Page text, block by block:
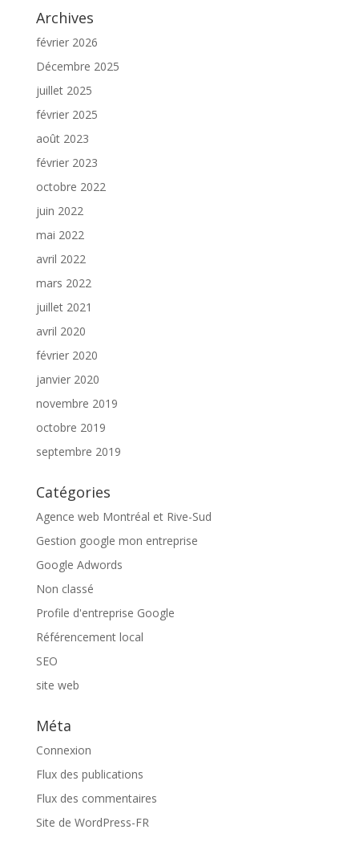
Archives
février 2026
Décembre 2025
juillet 2025
février 2025
août 2023
février 2023
octobre 2022
juin 2022
mai 2022
avril 2022
mars 2022
juillet 2021
avril 2020
février 2020
janvier 2020
novembre 2019
octobre 2019
septembre 2019
Catégories
Agence web Montréal et Rive-Sud
Gestion google mon entreprise
Google Adwords
Non classé
Profile d'entreprise Google
Référencement local
SEO
site web
Méta
Connexion
Flux des publications
Flux des commentaires
Site de WordPress-FR